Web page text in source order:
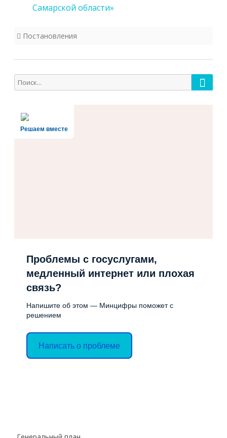
Самарской области»
Постановления
Поиск
для:
Поиск
Решаем вместе
Проблемы с госуслугами,
медленный интернет или плохая
связь?
Напишите об этом — Минцифры поможет с
решением
Написать о проблеме